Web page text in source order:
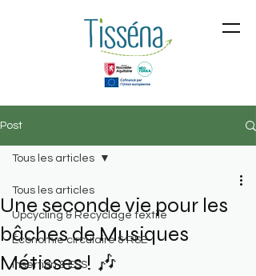
Post
Tous les articles
Upcycling & Recyclage textile
Économie circulaire & RSE
Insertion & ESS
Tous les articles
Une seconde vie pour les
bâches de Musiques
Métisses ! 🎶